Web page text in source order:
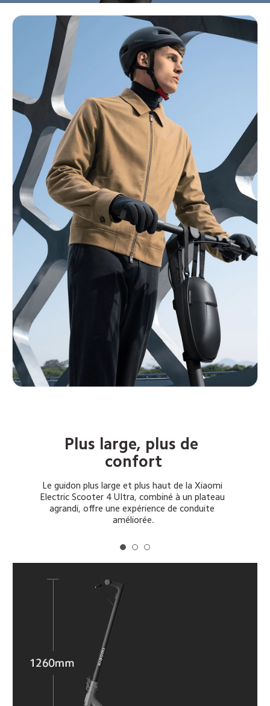
Plus large, plus de
confort
Le guidon plus large et plus haut de la Xiaomi
Electric Scooter 4 Ultra, combiné à un plateau
agrandi, offre une expérience de conduite
améliorée.